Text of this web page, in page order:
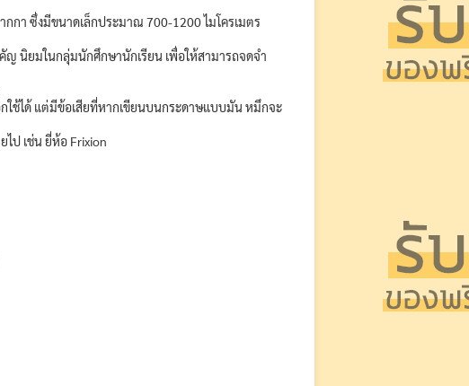
กา ซึ่งมีขนาดเล็กประมาณ 700-1200 ไมโครเมตร
ญ นิยมในกลุ่มนักศึกษานักเรียน เพื่อให้สามารถจดจำ
ใช้ได้ แต่มีข้อเสียที่หากเขียนบนกระดาษแบบมัน หมึกจะ
ป เช่น ยี่ห้อ Frixion